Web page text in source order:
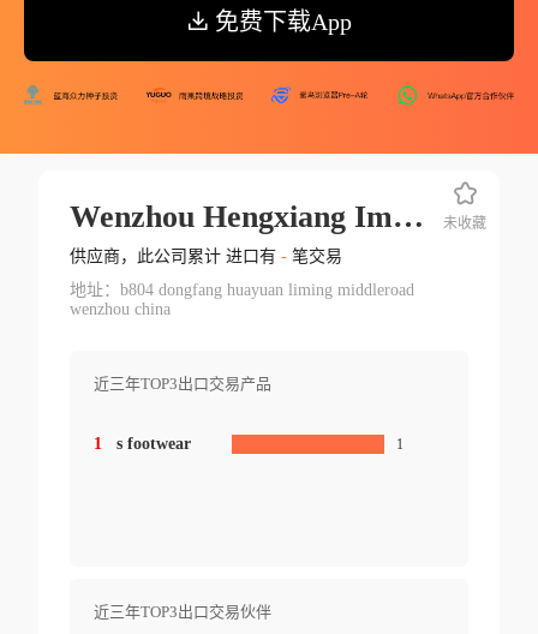
免费下载App
Wenzhou Hengxiang Imp Exp
供应商，此公司累计 进口有 -笔交易
地址：b804 dongfang huayuan liming middleroad
wenzhou china
近三年TOP3出口交易产品
1 s footwear 1
近三年TOP3出口交易伙伴
未收藏